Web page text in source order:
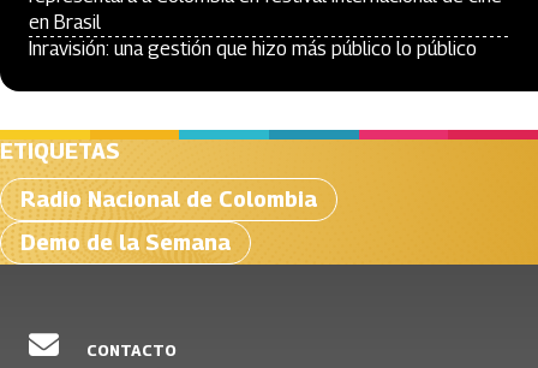
en Brasil
Inravisión: una gestión que hizo más público lo público
ETIQUETAS
Radio Nacional de Colombia
Demo de la Semana
CONTACTO